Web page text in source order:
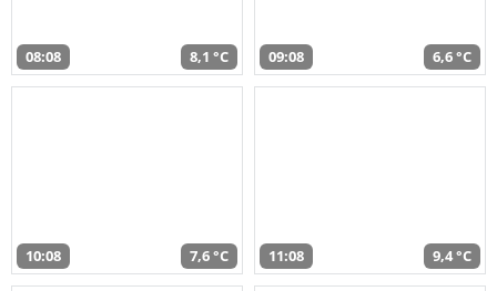
08:08 8,1 °C 09:08 6,6 °C
10:08 7,6 °C 11:08 9,4 °C